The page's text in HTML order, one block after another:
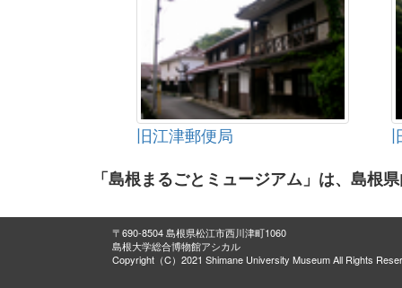
旧江津郵便局
「島根まるごとミュージアム」は、島根
〒690-8504 島根県松江市西川津町1060
島根大学総合博物館アシカル
Copyright（C）2021 Shimane University Museum All Rights